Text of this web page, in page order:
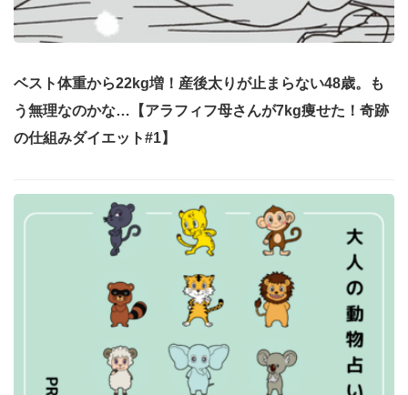
ベスト体重から22kg増！産後太りが止まらない48歳。も
う無理なのかな…【アラフィフ母さんが7kg痩せた！奇跡
の仕組みダイエット#1】